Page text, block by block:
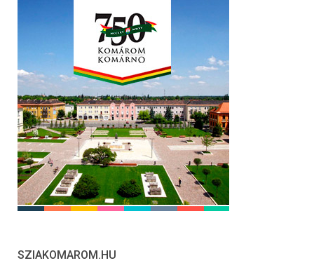
SZIAKOMAROM.HU